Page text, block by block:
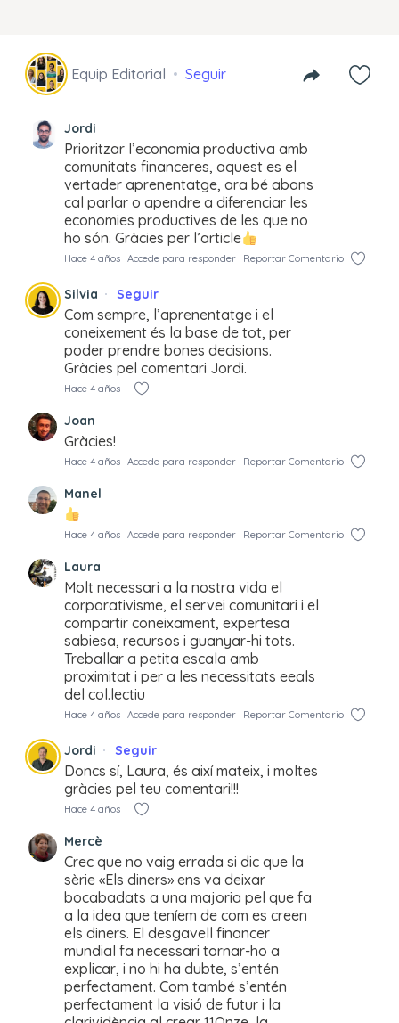
Equip Editorial Seguir
Jordi
Prioritzar l’economia productiva amb
comunitats financeres, aquest es el
vertader aprenentatge, ara bé abans
cal parlar o apendre a diferenciar les
economies productives de les que no
ho són. Gràcies per l’article
Hace 4 años Accede para responder Reportar Comentario
Silvia Seguir
Com sempre, l’aprenentatge i el
coneixement és la base de tot, per
poder prendre bones decisions.
Gràcies pel comentari Jordi.
Hace 4 años
Joan
Gràcies!
Hace 4 años Accede para responder Reportar Comentario
Manel
Hace 4 años Accede para responder Reportar Comentario
Laura
Molt necessari a la nostra vida el
corporativisme, el servei comunitari i el
compartir coneixament, expertesa
sabiesa, recursos i guanyar-hi tots.
Treballar a petita escala amb
proximitat i per a les necessitats eeals
del col.lectiu
Hace 4 años Accede para responder Reportar Comentario
Jordi Seguir
Doncs sí, Laura, és així mateix, i moltes
gràcies pel teu comentari!!!
Hace 4 años
Mercè
Crec que no vaig errada si dic que la
sèrie «Els diners» ens va deixar
bocabadats a una majoria pel que fa
a la idea que teníem de com es creen
els diners. El desgavell financer
mundial fa necessari tornar-ho a
explicar, i no hi ha dubte, s’entén
perfectament. Com també s’entén
perfectament la visió de futur i la